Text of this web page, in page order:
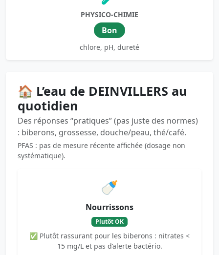
PHYSICO-CHIMIE
Bon
chlore, pH, dureté
🏠 L’eau de DEINVILLERS au
quotidien
Des réponses “pratiques” (pas juste des normes)
: biberons, grossesse, douche/peau, thé/café.
PFAS : pas de mesure récente affichée (dosage non
systématique).
🍼
Nourrissons
Plutôt OK
✅ Plutôt rassurant pour les biberons : nitrates <
15 mg/L et pas d’alerte bactério.